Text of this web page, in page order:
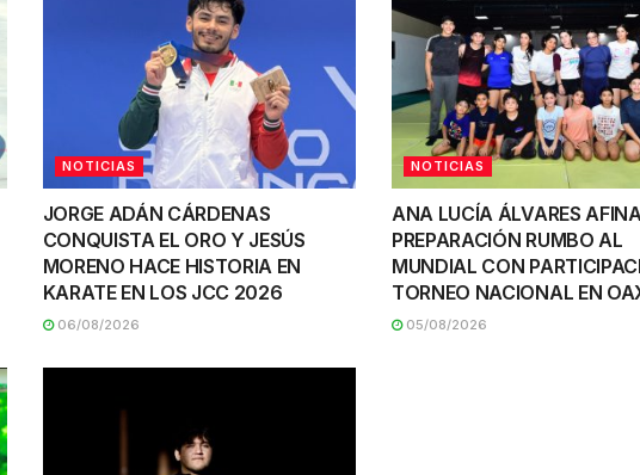
NOTICIAS
JORGE ADÁN CÁRDENAS
CONQUISTA EL ORO Y JESÚS
MORENO HACE HISTORIA EN
KARATE EN LOS JCC 2026
06/08/2026
NOTICIAS
ANA LUCÍA ÁLVARES
PREPARACIÓN RUMBO AL
MUNDIAL CON
TORNEO NACIONAL EN
05/08/2026